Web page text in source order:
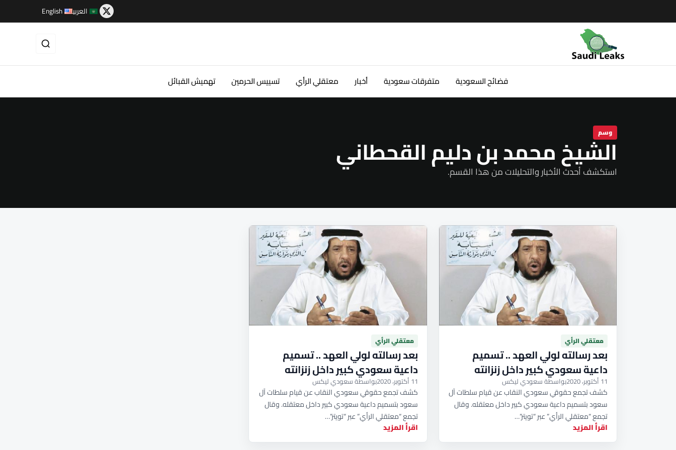
العربية English
فضائح السعودية متفرقات سعودية أخبار معتقلي الرأي تسييس الحرمين تهميش القبائل
وسم
الشيخ محمد بن دليم القحطاني
استكشف أحدث الأخبار والتحليلات من هذا القسم.
معتقلي الرأي
بعد رسالته لولي العهد .. تسميم
داعية سعودي كبير داخل زنزانته
11 أكتوبر، 2020 بواسطة سعودي ليكس
كشف تجمع حقوقي سعودي النقاب عن قيام سلطات آل
سعود بتسميم داعية سعودي كبير داخل معتقله. وقال
تجمع “معتقلي الرأي” عبر “تويتر”…
اقرأ المزيد
معتقلي الرأي
بعد رسالته لولي العهد .. تسميم
داعية سعودي كبير داخل زنزانته
11 أكتوبر، 2020 بواسطة سعودي ليكس
كشف تجمع حقوقي سعودي النقاب عن قيام سلطات آل
سعود بتسميم داعية سعودي كبير داخل معتقله. وقال
تجمع “معتقلي الرأي” عبر “تويتر”…
اقرأ المزيد